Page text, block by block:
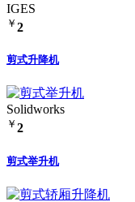
IGES
￥ 2
剪式升降机
Solidworks
￥ 2
剪式举升机